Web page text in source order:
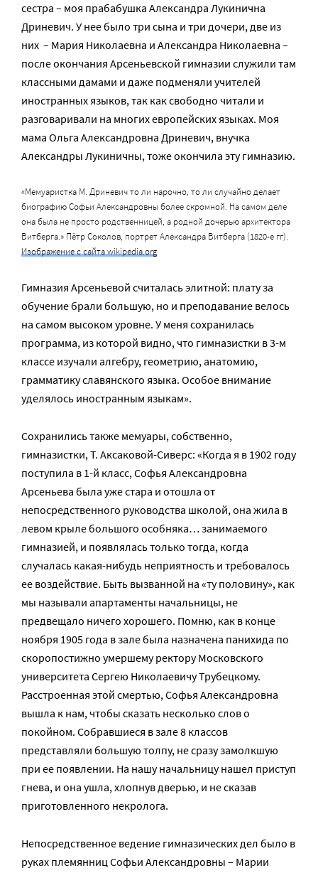
сестра – моя прабабушка Александра Лукинична
Дриневич. У нее было три сына и три дочери, две из
них – Мария Николаевна и Александра Николаевна –
после окончания Арсеньевской гимназии служили там
классными дамами и даже подменяли учителей
иностранных языков, так как свободно читали и
разговаривали на многих европейских языках. Моя
мама Ольга Александровна Дриневич, внучка
Александры Лукиничны, тоже окончила эту гимназию.
«Мемуаристка М. Дриневич то ли нарочно, то ли случайно делает
биографию Софьи Александровны более скромной. На самом деле
она была не просто родственницей, а родной дочерью архитектора
Витберга.» Пётр Соколов, портрет Александра Витберга (1820-е гг).
Изображение с сайта wikipedia.org
Гимназия Арсеньевой считалась элитной: плату за
обучение брали большую, но и преподавание велось
на самом высоком уровне. У меня сохранилась
программа, из которой видно, что гимназистки в 3-м
классе изучали алгебру, геометрию, анатомию,
грамматику славянского языка. Особое внимание
уделялось иностранным языкам».
Сохранились также мемуары, собственно,
гимназистки, Т. Аксаковой-Сиверс: «Когда я в 1902 году
поступила в 1-й класс, Софья Александровна
Арсеньева была уже стара и отошла от
непосредственного руководства школой, она жила в
левом крыле большого особняка… занимаемого
гимназией, и появлялась только тогда, когда
случалась какая-нибудь неприятность и требовалось
ее воздействие. Быть вызванной на «ту половину», как
мы называли апартаменты начальницы, не
предвещало ничего хорошего. Помню, как в конце
ноября 1905 года в зале была назначена панихида по
скоропостижно умершему ректору Московского
университета Сергею Николаевичу Трубецкому.
Расстроенная этой смертью, Софья Александровна
вышла к нам, чтобы сказать несколько слов о
покойном. Собравшиеся в зале 8 классов
представляли большую толпу, не сразу замолкшую
при ее появлении. На нашу начальницу нашел приступ
гнева, и она ушла, хлопнув дверью, и не сказав
приготовленного некролога.
Непосредственное ведение гимназических дел было в
руках племянниц Софьи Александровны – Марии